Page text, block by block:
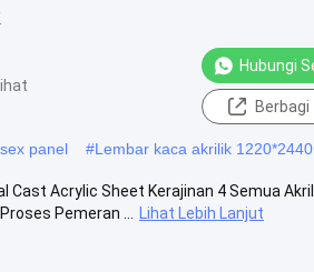
Hubungi
Berbagi
panel #Lembar kaca akrilik
Cast Acrylic Sheet Kerajinan 4 Semua
Pemeran ...
Lihat Lebih Lanjut